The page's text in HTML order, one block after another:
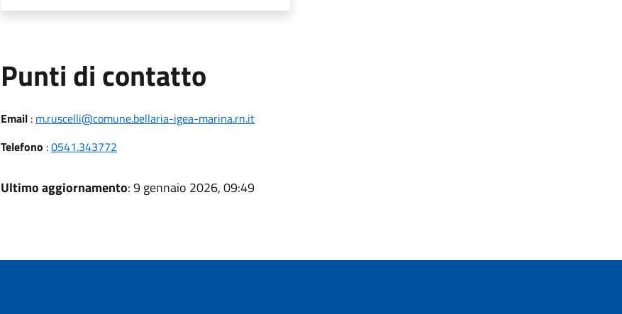
Punti di contatto
Email: m.ruscelli@comune.bellaria-igea-marina.rn.it
Telefono :0541.343772
Ultimo aggiornamento: 9 gennaio 2026, 09:49